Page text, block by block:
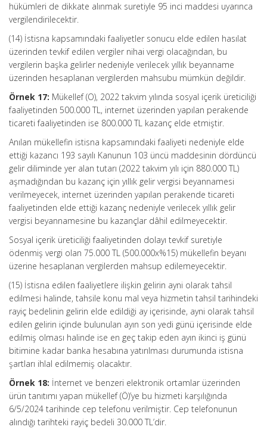
hükümleri de dikkate alınmak suretiyle 95 inci maddesi uyarınca
vergilendirilecektir.
(14) İstisna kapsamındaki faaliyetler sonucu elde edilen hasılat
üzerinden tevkif edilen vergiler nihai vergi olacağından, bu
vergilerin başka gelirler nedeniyle verilecek yıllık beyanname
üzerinden hesaplanan vergilerden mahsubu mümkün değildir.
Örnek 17: Mükellef (O), 2022 takvim yılında sosyal içerik üreticiliği
faaliyetinden 500.000 TL, internet üzerinden yapılan perakende
ticareti faaliyetinden ise 800.000 TL kazanç elde etmiştir.
Anılan mükellefin istisna kapsamındaki faaliyeti nedeniyle elde
ettiği kazancı 193 sayılı Kanunun 103 üncü maddesinin dördüncü
gelir diliminde yer alan tutarı (2022 takvim yılı için 880.000 TL)
aşmadığından bu kazanç için yıllık gelir vergisi beyannamesi
verilmeyecek, internet üzerinden yapılan perakende ticareti
faaliyetinden elde ettiği kazanç nedeniyle verilecek yıllık gelir
vergisi beyannamesine bu kazançlar dâhil edilmeyecektir.
Sosyal içerik üreticiliği faaliyetinden dolayı tevkif suretiyle
ödenmiş vergi olan 75.000 TL (500.000x%15) mükellefin beyanı
üzerine hesaplanan vergilerden mahsup edilemeyecektir.
(15) İstisna edilen faaliyetlere ilişkin gelirin ayni olarak tahsil
edilmesi halinde, tahsile konu mal veya hizmetin tahsil tarihindeki
rayiç bedelinin gelirin elde edildiği ay içerisinde, ayni olarak tahsil
edilen gelirin içinde bulunulan ayın son yedi günü içerisinde elde
edilmiş olması halinde ise en geç takip eden ayın ikinci iş günü
bitimine kadar banka hesabına yatırılması durumunda istisna
şartları ihlal edilmemiş olacaktır.
Örnek 18: İnternet ve benzeri elektronik ortamlar üzerinden
ürün tanıtımı yapan mükellef (Ö)’ye bu hizmeti karşılığında
6/5/2024 tarihinde cep telefonu verilmiştir. Cep telefonunun
alındığı tarihteki rayiç bedeli 30.000 TL’dir.